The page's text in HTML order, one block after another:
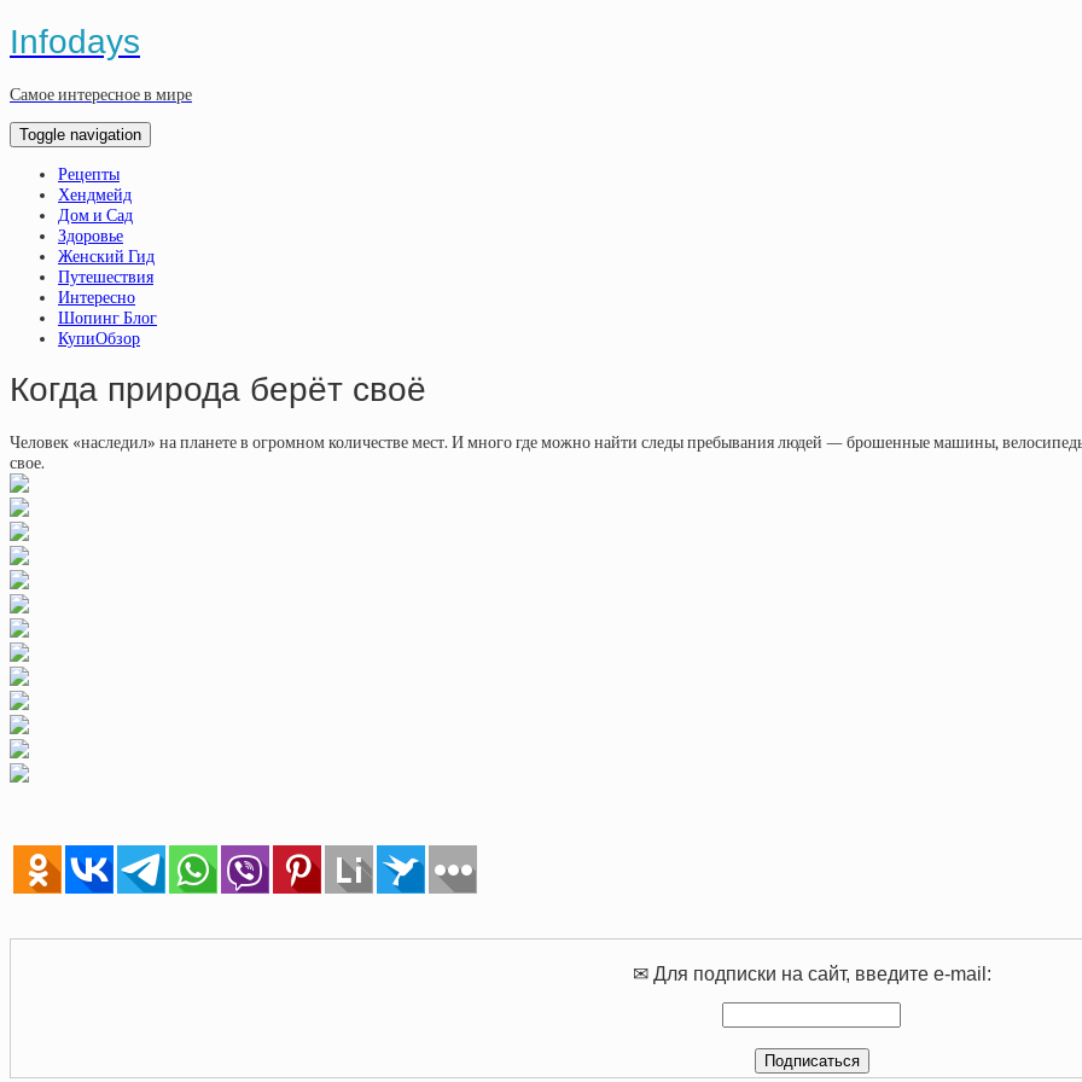
Infodays
Самое интересное в мире
Toggle navigation
Рецепты
Хендмейд
Дом и Сад
Здоровье
Женский Гид
Путешествия
Интересно
Шопинг Блог
КупиОбзор
Когда природа берёт своё
Человек «наследил» на планете в огромном количестве мест. И много где можно найти следы пребывания людей — брошенные машины,
свое.
✉ Для подписки на сайт, введите e-mail: